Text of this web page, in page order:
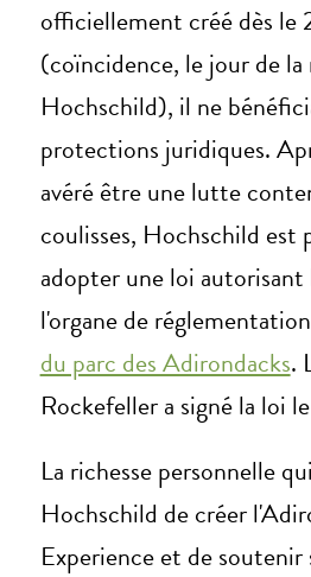
officiellement créé dès le
(coïncidence, le jour de la
Hochschild), il ne
protections juridiques.
avéré être une lutte
coulisses, Hochschild est
adopter une loi
l'organe de
du parc des Adirondacks.
Rockefeller a signé la loi
La richesse personnelle
Hochschild de créer
Experience et de soutenir